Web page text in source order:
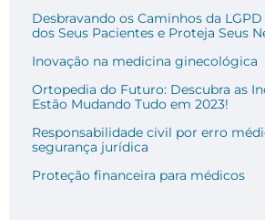
Desbravando os Caminhos da
dos Seus Pacientes e Proteja Seus
Inovação na medicina ginecológica
Ortopedia do Futuro: Descubra as
Estão Mudando Tudo em 2023!
Responsabilidade civil por erro
segurança jurídica
Proteção financeira para médicos